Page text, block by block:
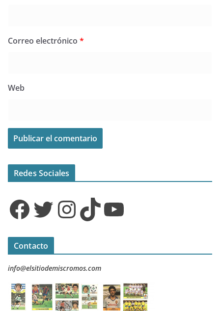
Correo electrónico *
Web
Redes Sociales
Facebook Twitter InstagramTikTok YouTube
Contacto
info@elsitiodemiscromos.com